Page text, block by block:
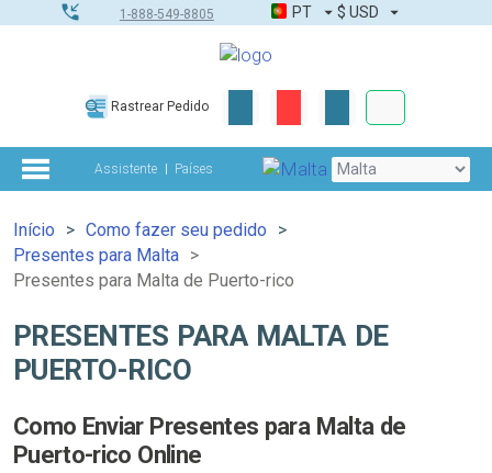
1-888-549-8805 PT $ USD
Rastrear Pedido
Assistente Países
Início
Como fazer seu pedido
Presentes para Malta
Presentes para Malta de Puerto-rico
PRESENTES PARA MALTA DE
PUERTO-RICO
Como Enviar Presentes para Malta de
Puerto-rico Online